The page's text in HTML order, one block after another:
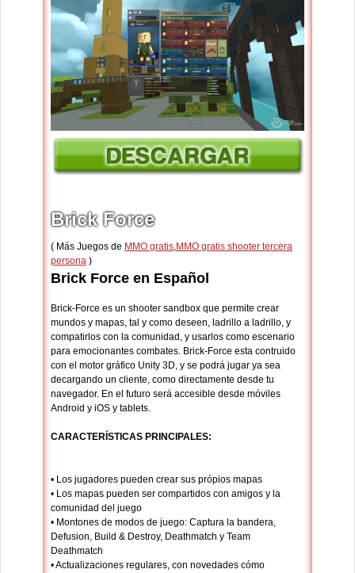
Brick Force
( Más Juegos de MMO gratis,MMO gratis shooter tercera
persona )
Brick Force en Español
Brick-Force es un shooter sandbox que permite crear
mundos y mapas, tal y como deseen, ladrillo a ladrillo, y
compatirlos con la comunidad, y usarlos como escenario
para emocionantes combates. Brick-Force esta contruido
con el motor gráfico Unity 3D, y se podrá jugar ya sea
decargando un cliente, como directamente desde tu
navegador. En el futuro será accesible desde móviles
Android y iOS y tablets.
CARACTERÍSTICAS PRINCIPALES:
• Los jugadores pueden crear sus própios mapas
• Los mapas pueden ser compartidos con amigos y la
comunidad del juego
• Montones de modos de juego: Captura la bandera,
Defusion, Build & Destroy, Deathmatch y Team
Deathmatch
• Actualizaciones regulares, con novedades cómo